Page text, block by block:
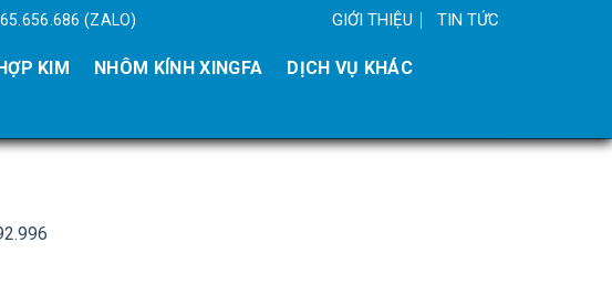
(ZALO) GIỚI THIỆU TIN TỨC
KIM NHÔM KÍNH XINGFA
DỊCH VỤ KHÁC